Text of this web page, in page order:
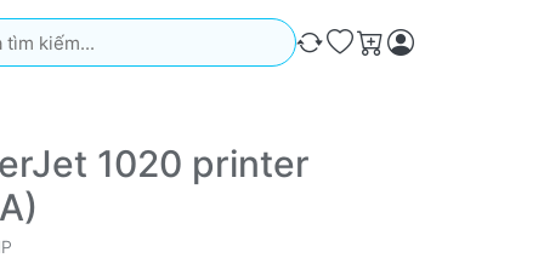
Kết quả sẽ tự động xuất hiện khi bạn nhập. Nhấn phím
So sánh
Ưa thích
Giỏ hàng
1020 printer